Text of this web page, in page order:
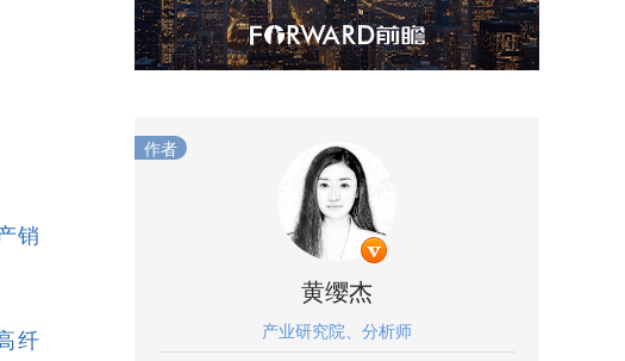
销
纤
作者
黄缨杰
产业研究院、分析师